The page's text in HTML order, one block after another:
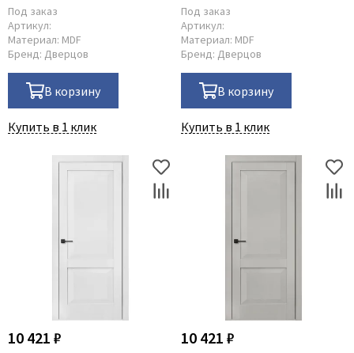
Под заказ
Артикул:
Материал: MDF
Бренд: Дверцов
В корзину
Купить в 1 клик
Под заказ
Артикул:
Материал: MDF
Бренд: Дверцов
В корзину
Купить в 1 клик
10 421 ₽ 10 421 ₽